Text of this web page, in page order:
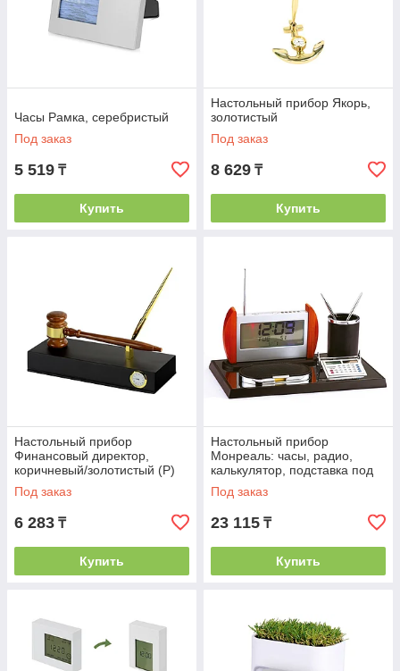
Часы Рамка, серебристый
Под заказ
5 519 ₸
Купить
Настольный прибор Якорь,
золотистый
Под заказ
8 629 ₸
Купить
Настольный прибор
Финансовый директор,
коричневый/золотистый (Р)
Под заказ
6 283 ₸
Купить
Настольный прибор
Монреаль: часы, радио,
калькулятор, подставка под
ручки, бумажный блок
Под заказ
23 115 ₸
Купить